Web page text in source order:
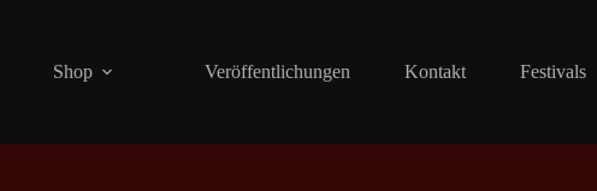
Shop Veröffentlichungen Kontakt Festivals